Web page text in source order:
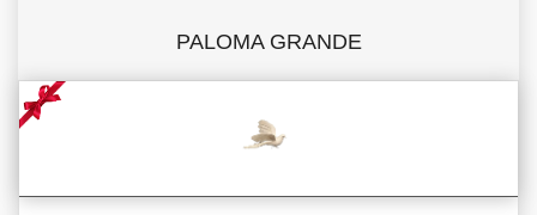
PALOMA GRANDE